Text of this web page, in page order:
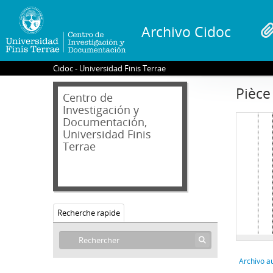
Archivo Cidoc
Cidoc - Universidad Finis Terrae
Centro de
Investigación y
Documentación,
Universidad Finis
Terrae
Recherche rapide
Archivo